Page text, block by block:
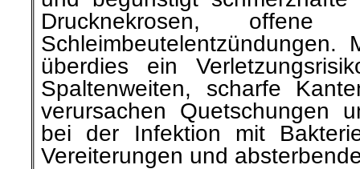
Drucknekrosen, offene
überdies ein
Spaltenweiten, scharfe
verursachen Quetschungen
bei der Infektion mit
Vereiterungen und